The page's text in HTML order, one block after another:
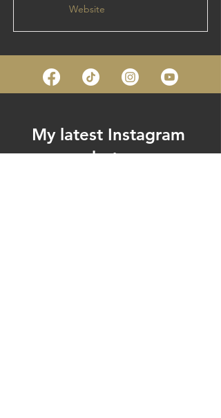
Website
My latest Instagram
photos